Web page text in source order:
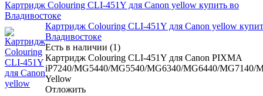
Картридж Colouring CLI-451Y для Canon yellow купить во
Владивостоке
Картридж Colouring CLI-451Y для Canon yellow
Владивостоке
Есть в наличии (1)
Картридж Colouring CLI-451Y для Canon PIXMA
iP7240/MG5440/MG5540/MG6340/MG6440/MG7140/
Yellow
Отложить